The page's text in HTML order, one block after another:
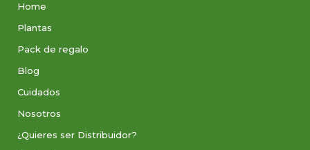
Home
Plantas
Pack de regalo
Blog
Cuidados
Nosotros
¿Quieres ser Distribuidor?